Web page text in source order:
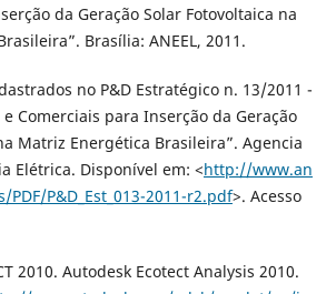
da Geração Solar Fotovoltaica na
Brasília: ANEEL, 2011.
no P&D Estratégico n. 13/2011 -
Comerciais para Inserção da Geração
Matriz Energética Brasileira”. Agencia
Elétrica. Disponível em: <http://www.an
P&D_Est_013-2011-r2.pdf>. Acesso
2010. Autodesk Ecotect Analysis 2010.